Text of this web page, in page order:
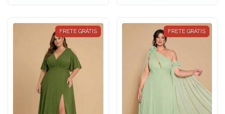
FRETE GRÁTIS FRETE GRÁTIS